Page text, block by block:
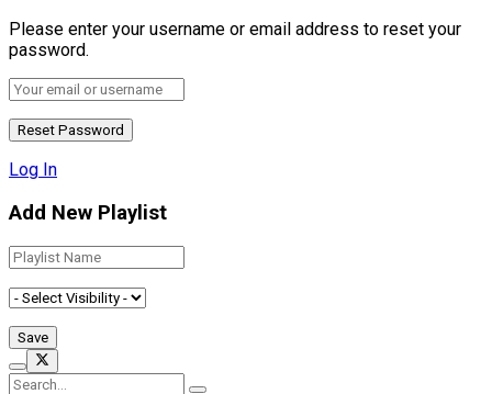
Please enter your username or email address to reset your
password.
Log In
Add New Playlist